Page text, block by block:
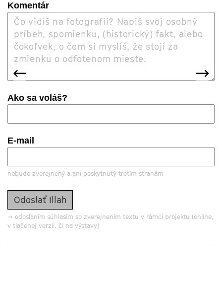
←
predchádzajúca →
Komentár
Ako sa voláš?
E-mail
nebude zverejnený a ani poskytnutý tretím stranám
→ odoslaním súhlasím so zverejnením textu v rámci projektu (online,
v tlačenej verzii, či na výstavy)